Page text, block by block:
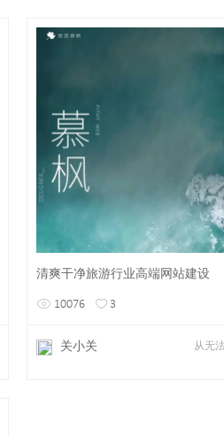
预览
清爽干净旅游行业高端网站建设
10076 3
关小关 从无